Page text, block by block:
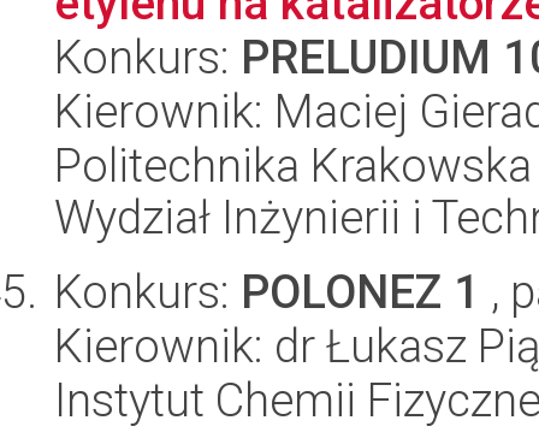
Konkurs: PRELUDIUM
Kierownik: Maciej
Politechnika
Wydział Inżynierii i
Konkurs: POLONEZ 1 ,
Kierownik: dr Łukasz
Instytut Chemii